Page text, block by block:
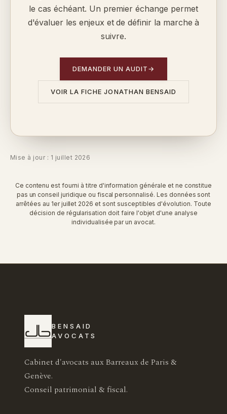
le cas échéant. Un premier échange permet
d'évaluer les enjeux et de définir la marche à
suivre.
DEMANDER UN AUDIT→
VOIR LA FICHE JONATHAN BENSAID
Mise à jour : 1 juillet 2026
Ce contenu est fourni à titre d'information générale et ne constitue
pas un conseil juridique ou fiscal personnalisé. Les données sont
arrêtées au 1er juillet 2026 et sont susceptibles d'évolution. Toute
décision de régularisation doit faire l'objet d'une analyse
individualisée par un avocat.
BENSAID
AVOCATS
Cabinet d'avocats aux Barreaux de Paris &
Genève.
Conseil patrimonial & fiscal.